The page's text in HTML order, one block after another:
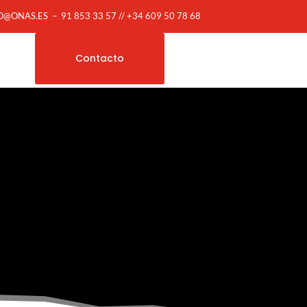
– 91 853 33 57 // +34 609 50 78 68
Contacto